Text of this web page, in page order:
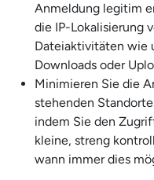
Anmeldung legitim
die IP-Lokalisierung
Dateiaktivitäten wie
Downloads oder
Minimieren Sie die
stehenden
indem Sie den
kleine, streng
wann immer dies